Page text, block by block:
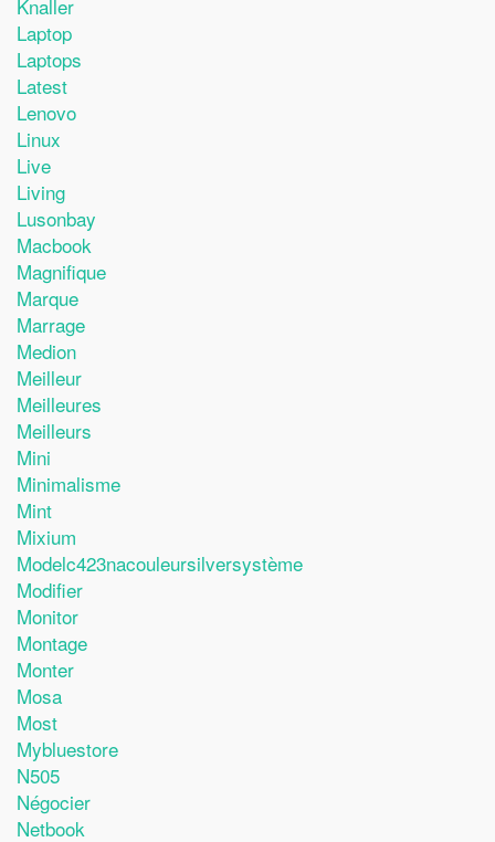
Knaller
Laptop
Laptops
Latest
Lenovo
Linux
Live
Living
Lusonbay
Macbook
Magnifique
Marque
Marrage
Medion
Meilleur
Meilleures
Meilleurs
Mini
Minimalisme
Mint
Mixium
Modelc423nacouleursilversystème
Modifier
Monitor
Montage
Monter
Mosa
Most
Mybluestore
N505
Négocier
Netbook